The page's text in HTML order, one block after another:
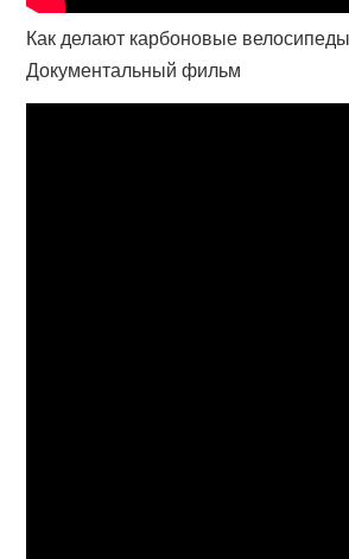
Как делают карбоновые
Документальный фильм